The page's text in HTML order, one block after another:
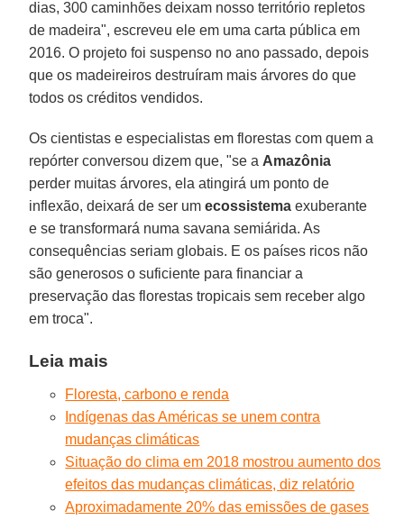
dias, 300 caminhões deixam nosso território repletos
de madeira", escreveu ele em uma carta pública em
2016. O projeto foi suspenso no ano passado, depois
que os madeireiros destruíram mais árvores do que
todos os créditos vendidos.
Os cientistas e especialistas em florestas com quem a
repórter conversou dizem que, "se a Amazônia
perder muitas árvores, ela atingirá um ponto de
inflexão, deixará de ser umecossistema exuberante
e se transformará numa savana semiárida. As
consequências seriam globais. E os países ricos não
são generosos o suficiente para financiar a
preservação das florestas tropicais sem receber algo
em troca".
Leia mais
Floresta, carbono e renda
Indígenas das Américas se unem contra
mudanças climáticas
Situação do clima em 2018 mostrou aumento dos
efeitos das mudanças climáticas, diz relatório
Aproximadamente 20% das emissões de gases